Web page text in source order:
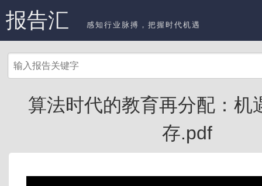
报告汇 感知行业脉搏，把握时代机遇
算法时代的教育再分配：机
存.pdf